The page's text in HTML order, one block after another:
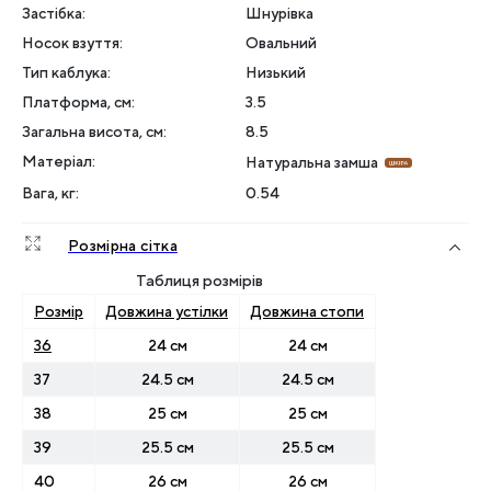
Застібка:
Шнурівка
Носок взуття:
Овальний
Тип каблука:
Низький
Платформа, см:
3.5
Загальна висота, см:
8.5
Матеріал:
Натуральна замша
Вага, кг: 0.54
Розмірна сітка
Розмір Довжина устілки
Довжина стопи
36
24 см
24 см
37
24.5 см
24.5 см
38
25 см
25 см
39
25.5 см
25.5 см
40
26 см
26 см
Таблиця розмірів